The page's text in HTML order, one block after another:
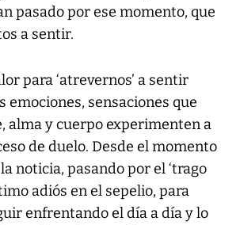
pasado por ese momento, que
a sentir.
para ‘atrevernos’ a sentir
emociones, sensaciones que
alma y cuerpo experimenten a
de duelo. Desde el momento
noticia, pasando por el ‘trago
adiós en el sepelio, para
enfrentando el día a día y lo